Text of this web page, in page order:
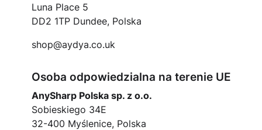
Luna Place 5
DD2 1TP Dundee, Polska
shop@aydya.co.uk
Osoba odpowiedzialna na terenie UE
AnySharp Polska sp. z o.o.
Sobieskiego 34E
32-400 Myślenice, Polska